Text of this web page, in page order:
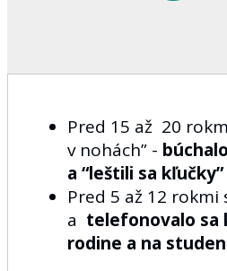
Pred 15 až 20
v nohách” -
a “leštili sa kľučky”
Pred 5 až 12 rokmi
a telefonovalo sa
rodine a na